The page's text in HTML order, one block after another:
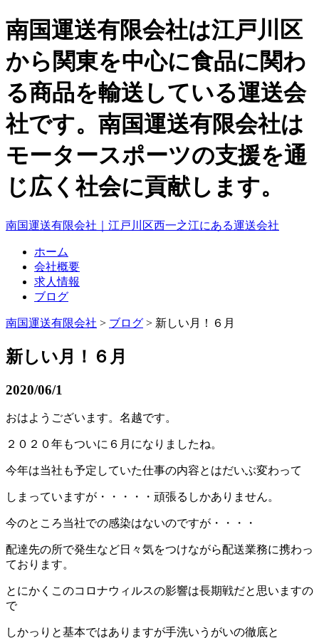
南国運送有限会社は江戸川区
から関東を中心に食品に関わ
る商品を輸送している運送会
社です。南国運送有限会社は
モータースポーツの支援を通
じ広く社会に貢献します。
南国運送有限会社｜江戸川区西一之江にある運送会社
ホーム
会社概要
求人情報
ブログ
南国運送有限会社 > ブログ > 新しい月！６月
新しい月！６月
2020/06/1
おはようございます。名越です。
２０２０年もついに６月になりましたね。
今年は当社も予定していた仕事の内容とはだいぶ変わって
しまっていますが・・・・・頑張るしかありません。
今のところ当社での感染はないのですが・・・・
配達先の所で発生など日々気をつけながら配送業務に携わっ
ております。
とにかくこのコロナウィルスの影響は長期戦だと思いますの
で
しかっりと基本ではありますが手洗いうがいの徹底と